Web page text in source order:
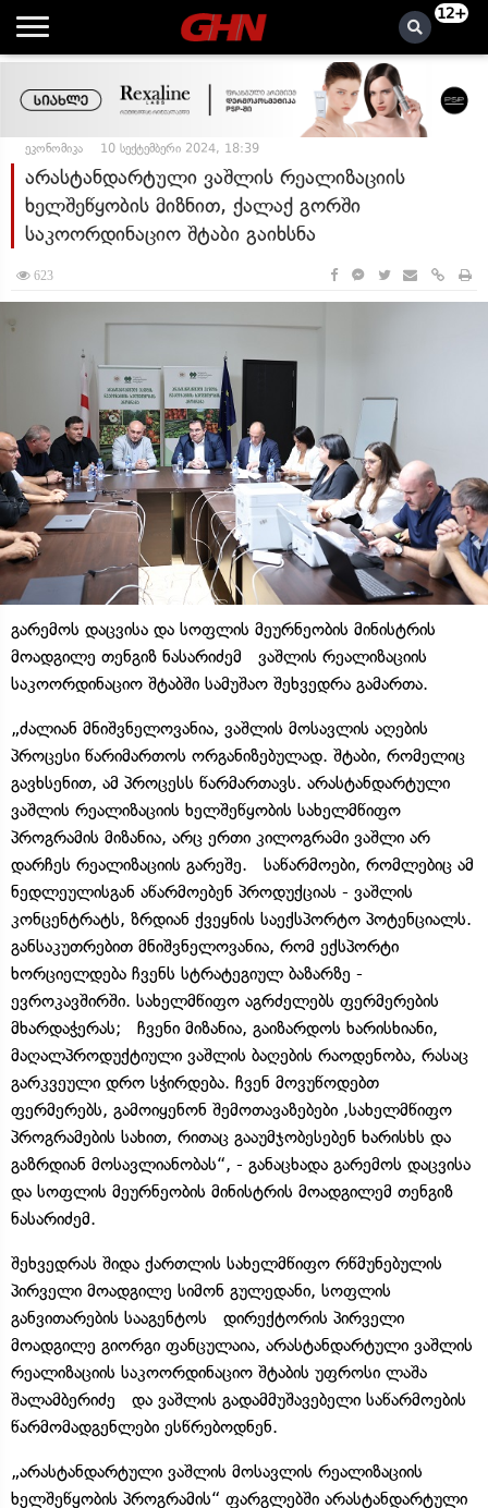
12+
ეკონომიკა 10 სექტემბერი 2024, 18:39
არასტანდარტული ვაშლის რეალიზაციის
ხელშეწყობის მიზნით, ქალაქ გორში
საკოორდინაციო შტაბი გაიხსნა
623
გარემოს დაცვისა და სოფლის მეურნეობის მინისტრის
მოადგილე თენგიზ ნასარიძემ ვაშლის რეალიზაციის
საკოორდინაციო შტაბში სამუშაო შეხვედრა გამართა.
„ძალიან მნიშვნელოვანია, ვაშლის მოსავლის აღების
პროცესი წარიმართოს ორგანიზებულად. შტაბი, რომელიც
გავხსენით, ამ პროცესს წარმართავს. არასტანდარტული
ვაშლის რეალიზაციის ხელშეწყობის სახელმწიფო
პროგრამის მიზანია, არც ერთი კილოგრამი ვაშლი არ
დარჩეს რეალიზაციის გარეშე. საწარმოები, რომლებიც ამ
ნედლეულისგან აწარმოებენ პროდუქციას - ვაშლის
კონცენტრატს, ზრდიან ქვეყნის საექსპორტო პოტენციალს.
განსაკუთრებით მნიშვნელოვანია, რომ ექსპორტი
ხორციელდება ჩვენს სტრატეგიულ ბაზარზე -
ევროკავშირში. სახელმწიფო აგრძელებს ფერმერების
მხარდაჭერას; ჩვენი მიზანია, გაიზარდოს ხარისხიანი,
მაღალპროდუქტიული ვაშლის ბაღების რაოდენობა, რასაც
გარკვეული დრო სჭირდება. ჩვენ მოვუწოდებთ
ფერმერებს, გამოიყენონ შემოთავაზებები ,სახელმწიფო
პროგრამების სახით, რითაც გააუმჯობესებენ ხარისხს და
გაზრდიან მოსავლიანობას“, - განაცხადა გარემოს დაცვისა
და სოფლის მეურნეობის მინისტრის მოადგილემ თენგიზ
ნასარიძემ.
შეხვედრას შიდა ქართლის სახელმწიფო რწმუნებულის
პირველი მოადგილე სიმონ გულედანი, სოფლის
განვითარების სააგენტოს დირექტორის პირველი
მოადგილე გიორგი ფანცულაია, არასტანდარტული ვაშლის
რეალიზაციის საკოორდინაციო შტაბის უფროსი ლაშა
შალამბერიძე და ვაშლის გადამმუშავებელი საწარმოების
წარმომადგენლები ესწრებოდნენ.
„არასტანდარტული ვაშლის მოსავლის რეალიზაციის
ხელშეწყობის პროგრამის“ ფარგლებში არასტანდარტული